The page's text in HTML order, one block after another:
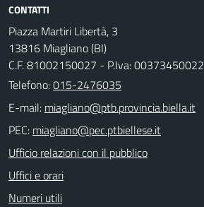
CONTATTI
Piazza Martiri Libertà, 3
13816 Miagliano (BI)
C.F. 81002150027 - P.Iva: 00373450022
Telefono:015-2476035
E-mail:
PEC:
Ufficio relazioni con il pubblico
Uffici e orari
Numeri utili